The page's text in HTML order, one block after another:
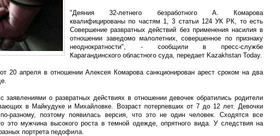
"Деяния 32-летнего безработного А. Комарова
квалифицированы по частям 1, 3 статьи 124 УК РК, то есть
Совершение развратных действий без применения насилия в
отношении заведомо малолетних, совершенное по признаку
неоднократности", - сообщили в пресс-службе
Карагандинского областного суда, передает Kazakhstan Today.
20 апреля в отношении Алексея Комарова санкционирован арест сроком на два
о развратных действиях в отношении девочек обратились родители
в Майкудуке и Михайловке. Возраст потерпевших от 7 до 12 лет. Девочки
разному, поэтому появилась версия, что это не один человек. Сходятся все
это мужчина высокого роста в темной одежде, опрятного вида. У следствия на
портрета педофила.